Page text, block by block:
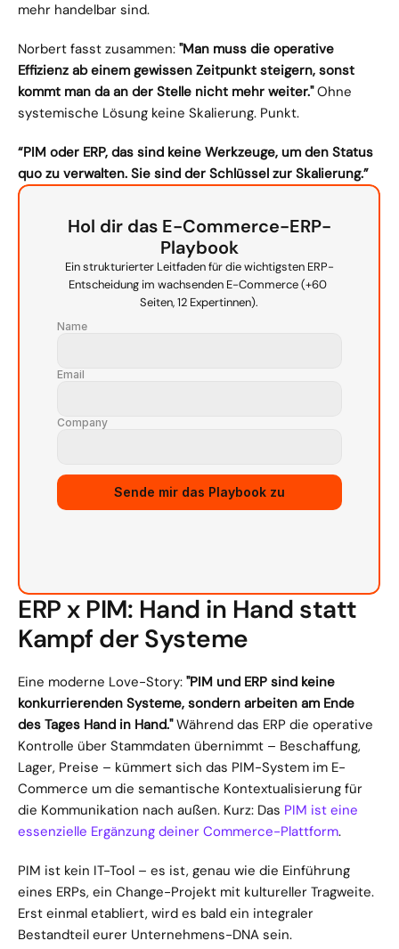
mehr handelbar sind.
Norbert fasst zusammen: "Man muss die operative
Effizienz ab einem gewissen Zeitpunkt steigern, sonst
kommt man da an der Stelle nicht mehr weiter." Ohne
systemische Lösung keine Skalierung. Punkt.
“PIM oder ERP, das sind keine Werkzeuge, um den Status
quo zu verwalten. Sie sind der Schlüssel zur Skalierung.”
Hol dir das E-Commerce-ERP-
Playbook
Ein strukturierter Leitfaden für die wichtigsten ERP-
Entscheidung im wachsenden E-Commerce (+60
Seiten, 12 Expertinnen).
Name
Email
Company
Source URL
Sende mir das Playbook zu
ERP x PIM: Hand in Hand statt
Kampf der Systeme
Eine moderne Love-Story: "PIM und ERP sind keine
konkurrierenden Systeme, sondern arbeiten am Ende
des Tages Hand in Hand." Während das ERP die operative
Kontrolle über Stammdaten übernimmt – Beschaffung,
Lager, Preise – kümmert sich das PIM-System im E-
Commerce um die semantische Kontextualisierung für
die Kommunikation nach außen. Kurz: Das PIM ist eine
essenzielle Ergänzung deiner Commerce-Plattform.
PIM ist kein IT-Tool – es ist, genau wie die Einführung
eines ERPs, ein Change-Projekt mit kultureller Tragweite.
Erst einmal etabliert, wird es bald ein integraler
Bestandteil eurer Unternehmens-DNA sein.